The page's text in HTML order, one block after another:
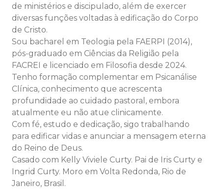
de ministérios e discipulado, além de exercer
diversas funções voltadas à edificação do Corpo
de Cristo.
Sou bacharel em Teologia pela FAERPI (2014),
pós-graduado em Ciências da Religião pela
FACREI e licenciado em Filosofia desde 2024.
Tenho formação complementar em Psicanálise
Clínica, conhecimento que acrescenta
profundidade ao cuidado pastoral, embora
atualmente eu não atue clinicamente.
Com fé, estudo e dedicação, sigo trabalhando
para edificar vidas e anunciar a mensagem eterna
do Reino de Deus.
Casado com Kelly Viviele Curty. Pai de Iris Curty e
Ingrid Curty. Moro em Volta Redonda, Rio de
Janeiro, Brasil.